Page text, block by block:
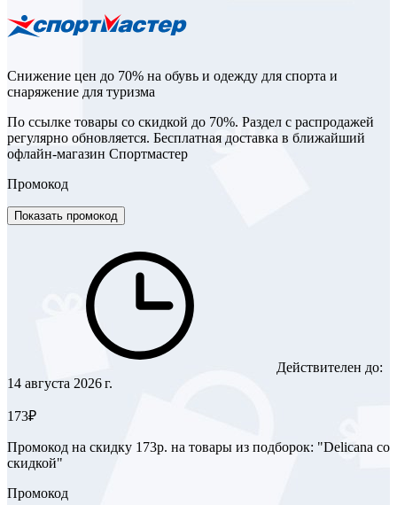
Снижение цен до 70% на обувь и одежду для спорта и
снаряжение для туризма
По ссылке товары со скидкой до 70%. Раздел с распродажей
регулярно обновляется. Бесплатная доставка в ближайший
офлайн-магазин Спортмастер
Промокод
Показать промокод
Действителен до:
14 августа 2026 г.
173₽
Промокод на скидку 173р. на товары из подборок: "Delicana co
скидкой"
Промокод